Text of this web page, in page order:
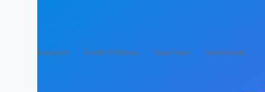
Anasayfa Gizlilik Politikası Yasal Uyarı Hakkımızda